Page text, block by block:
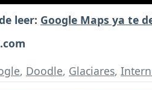
leer: Google Maps ya te
, Doodle, Glaciares,